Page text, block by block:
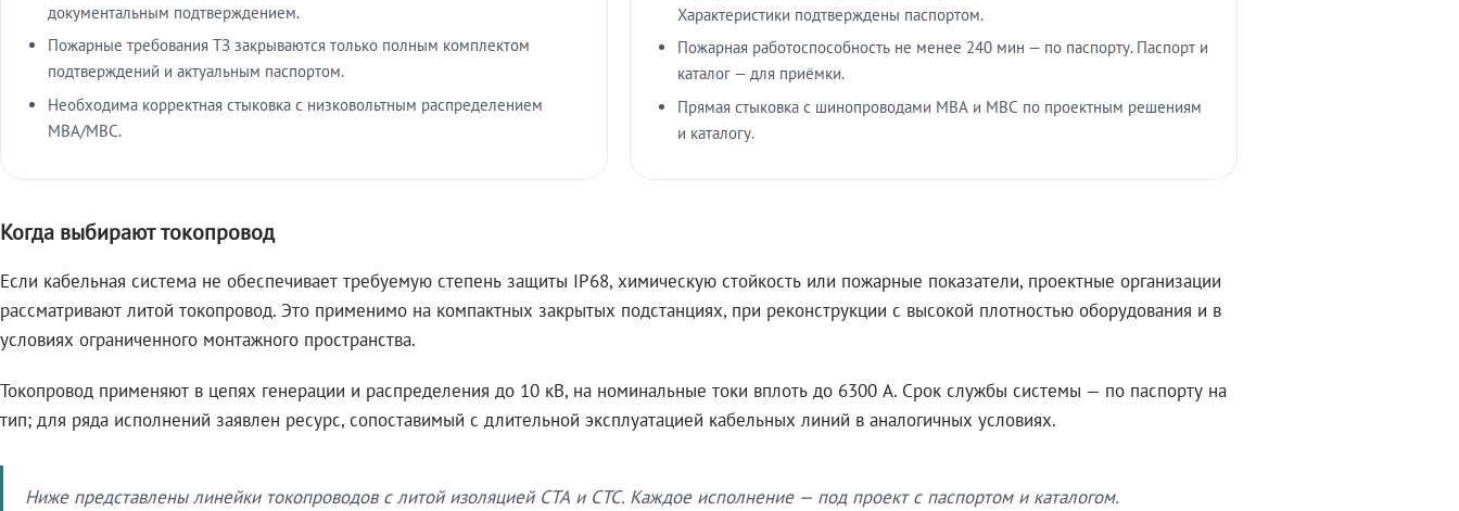
документальным подтверждением.
Пожарные требования ТЗ закрываются только полным комплектом
подтверждений и актуальным паспортом.
Необходима корректная стыковка с низковольтным распределением
МВА/МВС.
Характеристики подтверждены паспортом.
Пожарная работоспособность не менее 240 мин — по паспорту. Паспорт и
каталог — для приёмки.
Прямая стыковка с шинопроводами МВА и МВС по проектным решениям
и каталогу.
Когда выбирают токопровод
Если кабельная система не обеспечивает требуемую степень защиты IP68, химическую стойкость или пожарные показатели, проектные организации
рассматривают литой токопровод. Это применимо на компактных закрытых подстанциях, при реконструкции с высокой плотностью оборудования и в
условиях ограниченного монтажного пространства.
Токопровод применяют в цепях генерации и распределения до 10 кВ, на номинальные токи вплоть до 6300 А. Срок службы системы — по паспорту на
тип; для ряда исполнений заявлен ресурс, сопоставимый с длительной эксплуатацией кабельных линий в аналогичных условиях.
Ниже представлены линейки токопроводов с литой изоляцией СТА и СТС. Каждое исполнение — под проект с паспортом и каталогом.